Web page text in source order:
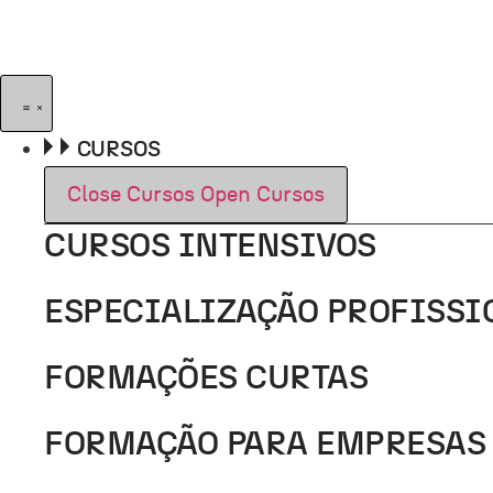
o
conteúdo
CURSOS
Close Cursos Open Cursos
CURSOS INTENSIVOS
ESPECIALIZAÇÃO
FORMAÇÕES CURTAS
FORMAÇÃO PARA EMPRESAS